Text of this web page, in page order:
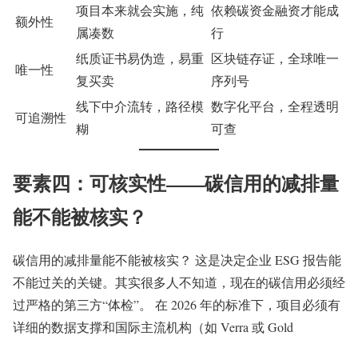
额外性
项目本来就会实施，纯
属凑数
依赖碳资金融资才能成
行
唯一性
纸质证书易伪造，易重
复买卖
区块链存证，全球唯一
序列号
可追溯性
线下中介流转，路径模
糊
数字化平台，全程透明
可查
要素四：可核实性——碳信用的减排量
能不能被核实？
碳信用的减排量能不能被核实？ 这是决定企业 ESG 报告能
不能过关的关键。其实很多人不知道，现在的碳信用必须经
过严格的第三方“体检”。 在 2026 年的标准下，项目必须有
详细的数据支撑和国际主流机构（如 Verra 或 Gold